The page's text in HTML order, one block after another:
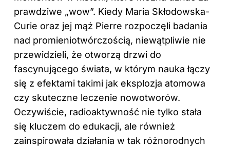
prawdziwe „wow”. Kiedy Maria Skłodowska-
Curie oraz jej mąż Pierre rozpoczęli badania
nad promieniotwórczością, niewątpliwie nie
przewidzieli, że otworzą drzwi do
fascynującego świata, w którym nauka łączy
się z efektami takimi jak eksplozja atomowa
czy skuteczne leczenie nowotworów.
Oczywiście, radioaktywność nie tylko stała
się kluczem do edukacji, ale również
zainspirowała działania w tak różnorodnych